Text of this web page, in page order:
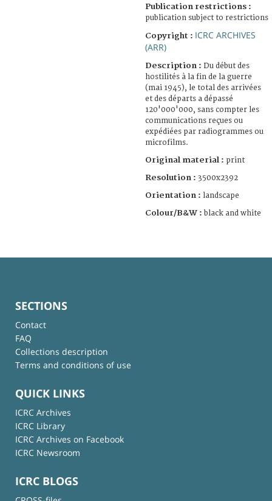
Publication restrictions :
publication subject to restrictions
Copyright : ICRC ARCHIVES
(ARR)
Description : Du début des
hostilités à la fin de la guerre
(mai 1945), le total des arrivées
et des départs a dépassé
120'000'000, sans compter les
communications reçues ou
expédiées par radiogrammes ou
microfilms.
Original material : print
Resolution : 3500x2392
Orientation : landscape
Colour/B&W : black and white
SECTIONS
Contact
FAQ
Collections description
Terms and conditions of use
QUICK LINKS
ICRC Archives
ICRC Library
ICRC Archives on Facebook
ICRC Newsroom
ICRC BLOGS